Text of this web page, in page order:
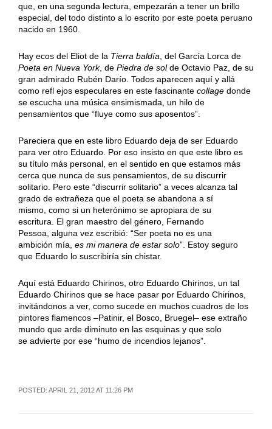
que, en una segunda lectura, empezarán a tener un brillo
especial, del todo distinto a lo escrito por este poeta peruano
nacido en 1960.
Hay ecos del Eliot de la Tierra baldía , del García Lorca de
Poeta en Nueva York, de Piedra de solde Octavio Paz, de su
gran admirado Rubén Darío. Todos aparecen aquí y allá
como refl ejos especulares en este fascinante collage donde
se escucha una música ensimismada, un hilo de
pensamientos que “fluye como sus aposentos”.
Pareciera que en este libro Eduardo deja de ser Eduardo
para ver otro Eduardo. Por eso insisto en que este libro es
su título más personal, en el sentido en que estamos más
cerca que nunca de sus pensamientos, de su discurrir
solitario. Pero este “discurrir solitario” a veces alcanza tal
grado de extrañeza que el poeta se abandona a sí
mismo, como si un heterónimo se apropiara de su
escritura. El gran maestro del género, Fernando
Pessoa, alguna vez escribió: “Ser poeta no es una
ambición mía, es mi manera de estar solo”. Estoy seguro
que Eduardo lo suscribiría sin chistar.
Aquí está Eduardo Chirinos, otro Eduardo Chirinos, un tal
Eduardo Chirinos que se hace pasar por Eduardo Chirinos,
invitándonos a ver, como sucede en muchos cuadros de los
pintores flamencos –Patinir, el Bosco, Bruegel– ese extraño
mundo que arde diminuto en las esquinas y que solo
se advierte por ese “humo de incendios lejanos”.
POSTED: APRIL 21, 2012 AT 11:26 PM